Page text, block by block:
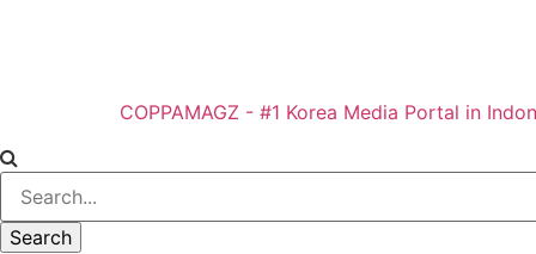
COPPAMAGZ - #1 Korea Media Portal in